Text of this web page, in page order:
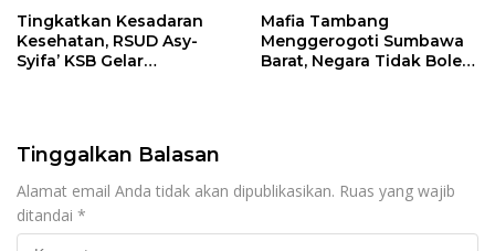
Tingkatkan Kesadaran
Kesehatan, RSUD Asy-
Syifa’ KSB Gelar
Mafia Tambang
Menggerogoti Sumbawa
Barat, Negara Tidak Boleh
Tinggalkan Balasan
Alamat email Anda tidak akan dipublikasikan. Ruas yang wajib
ditandai *